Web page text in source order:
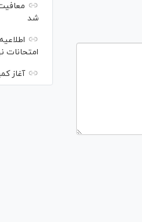
شد
امتحانات نهایی
آغاز